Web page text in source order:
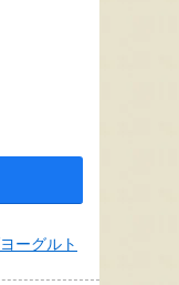
ーグルト